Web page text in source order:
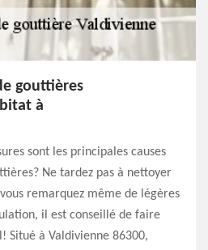
gouttières
à
sont les principales causes
Ne tardez pas à nettoyer
remarquez même de légères
il est conseillé de faire
Situé à Valdivienne 86300,